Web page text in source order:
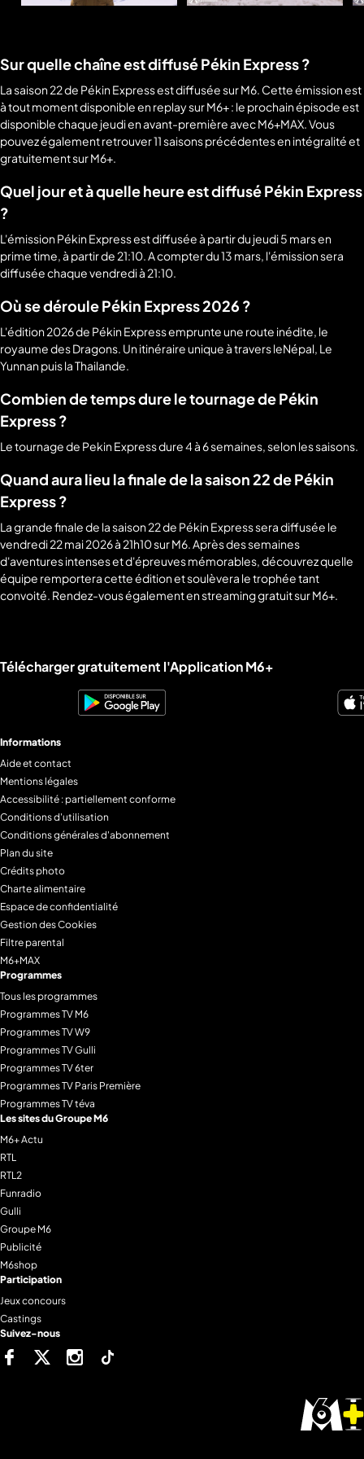
mois
9
Sur quelle chaîne est diffusé Pékin Express ?
La saison 22 de Pékin Express est diffusée sur M6. Cette émission est
à tout moment disponible en replay sur M6+ : le prochain épisode est
disponible chaque jeudi en avant-première avec M6+MAX. Vous
pouvez également retrouver 11 saisons précédentes en intégralité et
gratuitement sur M6+.
Quel jour et à quelle heure est diffusé Pékin Express
?
L'émission Pékin Express est diffusée à partir du jeudi 5 mars en
prime time, à partir de 21:10. A compter du 13 mars, l'émission sera
diffusée chaque vendredi à 21:10.
Où se déroule Pékin Express 2026 ?
L'édition 2026 de Pékin Express emprunte une route inédite, le
royaume des Dragons. Un itinéraire unique à travers leNépal, Le
Yunnan puis la Thailande.
Combien de temps dure le tournage de Pékin
Express ?
Le tournage de Pekin Express dure 4 à 6 semaines, selon les saisons.
Quand aura lieu la finale de la saison 22 de Pékin
Express ?
La grande finale de la saison 22 de Pékin Express sera diffusée le
vendredi 22 mai 2026 à 21h10 sur M6. Après des semaines
d'aventures intenses et d'épreuves mémorables, découvrez quelle
équipe remportera cette édition et soulèvera le trophée tant
convoité. Rendez-vous également en streaming gratuit sur M6+.
Liens utiles M6+.
Télécharger gratuitement l'Application M6+
Informations
Aide et contact
Mentions légales
Accessibilité : partiellement conforme
Conditions d'utilisation
Conditions générales d'abonnement
Plan du site
Crédits photo
Charte alimentaire
Espace de confidentialité
Gestion des Cookies
Filtre parental
M6+MAX
Programmes
Tous les programmes
Programmes TV M6
Programmes TV W9
Programmes TV Gulli
Programmes TV 6ter
Programmes TV Paris Première
Programmes TV téva
Les sites du Groupe M6
M6+ Actu
RTL
RTL2
Funradio
Gulli
Groupe M6
Publicité
M6shop
Participation
Jeux concours
Castings
Suivez-nous
FacebookTwitter Instagram